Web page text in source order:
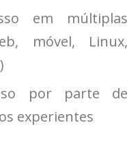
em múltiplas
móvel, Linux,
por parte de
experientes